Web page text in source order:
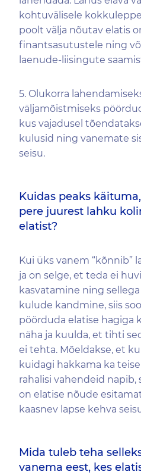
kohtuvälisele
poolt välja nõutav elatis
finantsasutustele ning
laenude-liisingute
5. Olukorra
väljamõistmiseks
kus vajadusel
kulusid ning vanemate
seisu.
Kuidas peaks
pere juurest lahku
elatist?
Kui üks vanem “kõnnib”
ja on selge, et teda ei
kasvatamine ning
kulude kandmine, siis
pöörduda elatise hagiga
näha ja kuulda, et tihti
ei tehta. Mõeldakse, et
kuidagi hakkama ka
rahalisi vahendeid napib,
on elatise nõude
kaasnev lapse kehva
Mida tuleb teha
vanema eest, kes